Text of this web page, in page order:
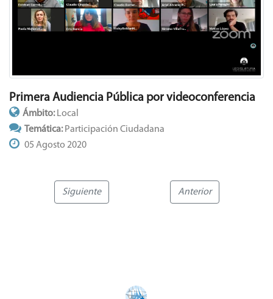
Primera Audiencia Pública por videoconferencia
Ámbito:Local
Temática:Participación Ciudadana
05 Agosto 2020
Siguiente Anterior